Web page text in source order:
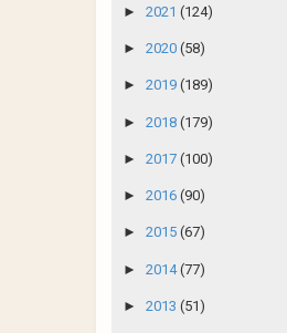
► 2021 (124)
► 2020 (58)
► 2019 (189)
► 2018 (179)
► 2017 (100)
► 2016 (90)
► 2015 (67)
► 2014(77)
► 2013 (51)